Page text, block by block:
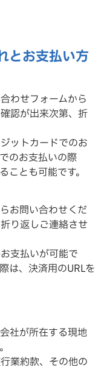
とお支払い方
わせフォームから
認が出来次第、折
ットカードでのお
のお支払いの際
ことも可能です。
お問い合わせくだ
り返しご連絡させ
支払いが可能で
は、決済用のURLを
社が所在する現地
業約款、その他の